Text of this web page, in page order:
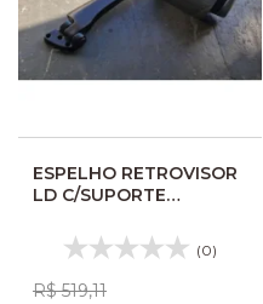
ESPELHO RETROVISOR
LD C/SUPORTE
METRO 141823
(0)
R$ 519,11